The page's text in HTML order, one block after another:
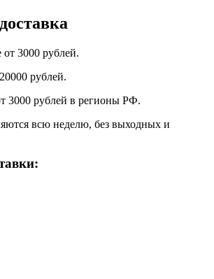
от 3000 рублей.
рублей.
3000 рублей в регионы РФ.
всю неделю, без выходных и